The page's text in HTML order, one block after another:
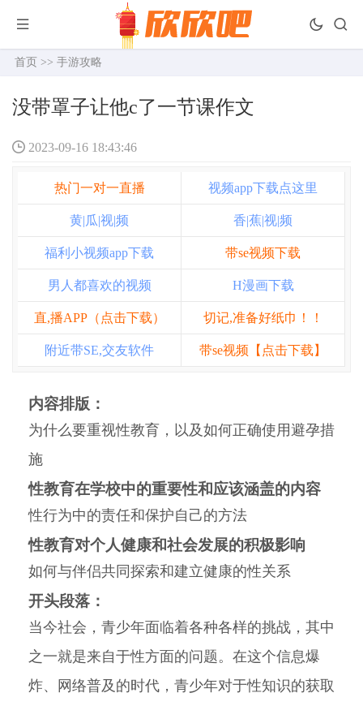
首页 >> 手游攻略
没带罩子让他c了一节课作文
2023-09-16 18:43:46
热门一对一直播 视频app下载点这里
黄|瓜|视|频 香|蕉|视|频
福利小视频app下载 带se视频下载
男人都喜欢的视频 H漫画下载
直,播APP（点击下载） 切记,准备好纸巾！！
附近带SE,交友软件 带se视频【点击下载】
内容排版：
为什么要重视性教育，以及如何正确使用避孕措
施
性教育在学校中的重要性和应该涵盖的内容
性行为中的责任和保护自己的方法
性教育对个人健康和社会发展的积极影响
如何与伴侣共同探索和建立健康的性关系
开头段落：
当今社会，青少年面临着各种各样的挑战，其中
之一就是来自于性方面的问题。在这个信息爆
炸、网络普及的时代，青少年对于性知识的获取